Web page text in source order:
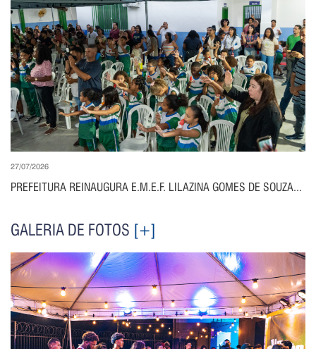
27/07/2026
PREFEITURA REINAUGURA E.M.E.F. LILAZINA GOMES DE SOUZA...
GALERIA DE FOTOS [+]